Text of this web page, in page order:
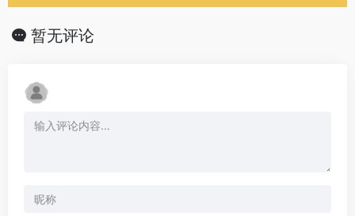
暂无评论